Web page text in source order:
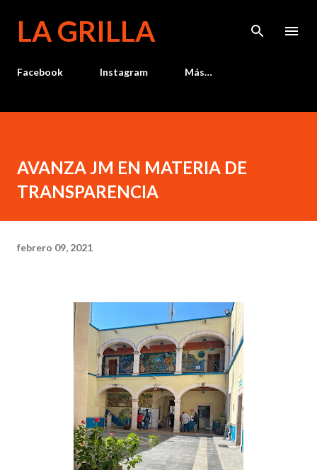
LA GRILLA
Facebook Instagram Más…
AVANZA JM EN MATERIA DE
TRANSPARENCIA
febrero 09, 2021